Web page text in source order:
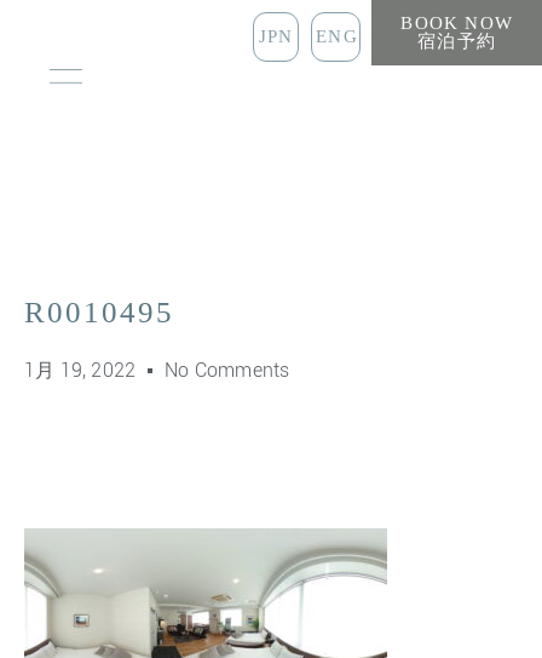
JPN ENG
BOOK NOW
宿泊予約
R0010495
1月 19, 2022 No Comments